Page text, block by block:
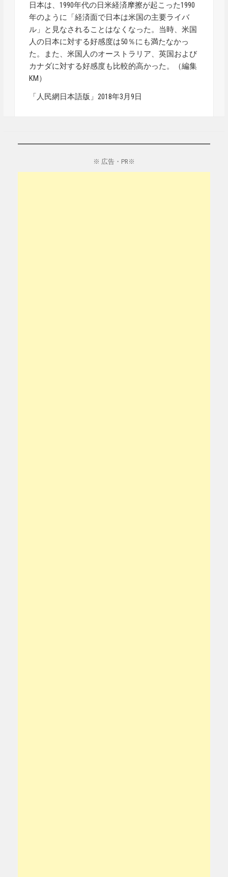
日本は、1990年代の日米経済摩擦が起こった1990
年のように「経済面で日本は米国の主要ライバ
ル」と見なされることはなくなった。当時、米国
人の日本に対する好感度は50％にも満たなかっ
た。また、米国人のオーストラリア、英国および
カナダに対する好感度も比較的高かった。（編集
KM）
「人民網日本語版」2018年3月9日
※ 広告・PR※